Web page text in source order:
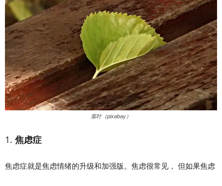
落叶（pixabay）
1. 焦虑症
焦虑症就是焦虑情绪的升级和加强版。焦虑很常见， 但如果焦虑